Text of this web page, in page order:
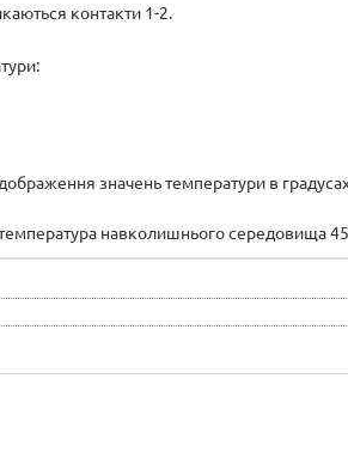
контакти 1-2.
значень температури в
навколишнього середовища 45